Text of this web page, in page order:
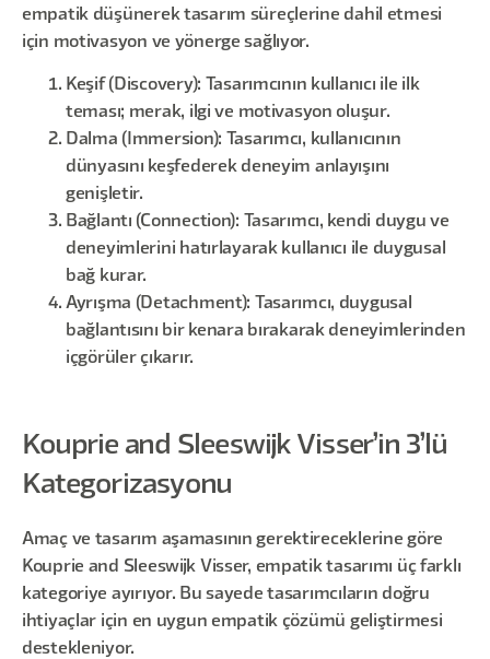
empatik düşünerek tasarım süreçlerine dahil etmesi
için motivasyon ve yönerge sağlıyor.
Keşif (Discovery): Tasarımcının kullanıcı ile ilk
teması; merak, ilgi ve motivasyon oluşur.
Dalma (Immersion): Tasarımcı, kullanıcının
dünyasını keşfederek deneyim anlayışını
genişletir.
Bağlantı (Connection): Tasarımcı, kendi duygu ve
deneyimlerini hatırlayarak kullanıcı ile duygusal
bağ kurar.
Ayrışma (Detachment): Tasarımcı, duygusal
bağlantısını bir kenara bırakarak deneyimlerinden
içgörüler çıkarır.
Kouprie and Sleeswijk Visser’in 3’lü
Kategorizasyonu
Amaç ve tasarım aşamasının gerektireceklerine göre
Kouprie and Sleeswijk Visser, empatik tasarımı üç farklı
kategoriye ayırıyor. Bu sayede tasarımcıların doğru
ihtiyaçlar için en uygun empatik çözümü geliştirmesi
destekleniyor.